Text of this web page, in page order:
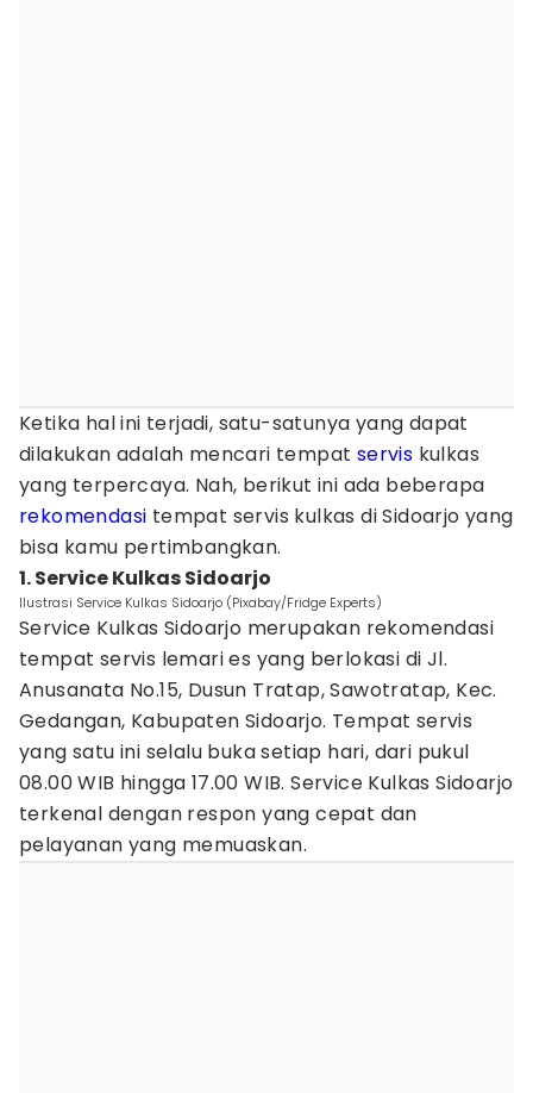
Ketika hal ini terjadi, satu-satunya yang dapat
dilakukan adalah mencari tempat servis kulkas
yang terpercaya. Nah, berikut ini ada beberapa
rekomendasi tempat servis kulkas di Sidoarjo yang
bisa kamu pertimbangkan.
1. Service Kulkas Sidoarjo
Ilustrasi Service Kulkas Sidoarjo (Pixabay/Fridge Experts)
Service Kulkas Sidoarjo merupakan rekomendasi
tempat servis lemari es yang berlokasi di Jl.
Anusanata No.15, Dusun Tratap, Sawotratap, Kec.
Gedangan, Kabupaten Sidoarjo. Tempat servis
yang satu ini selalu buka setiap hari, dari pukul
08.00 WIB hingga 17.00 WIB. Service Kulkas Sidoarjo
terkenal dengan respon yang cepat dan
pelayanan yang memuaskan.